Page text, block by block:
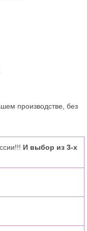
производстве, без
И выбор из 3-х